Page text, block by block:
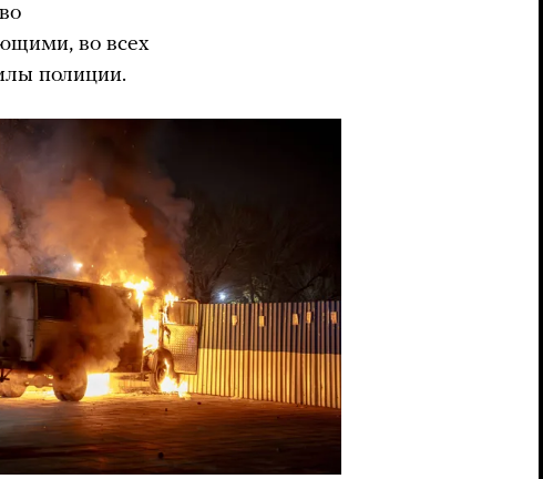
во всех
полиции.